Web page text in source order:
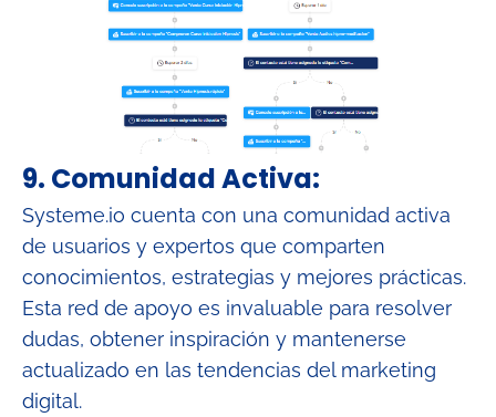
9. Comunidad Activa:
Systeme.io cuenta con una comunidad activa
de usuarios y expertos que comparten
conocimientos, estrategias y mejores prácticas.
Esta red de apoyo es invaluable para resolver
dudas, obtener inspiración y mantenerse
actualizado en las tendencias del marketing
digital.